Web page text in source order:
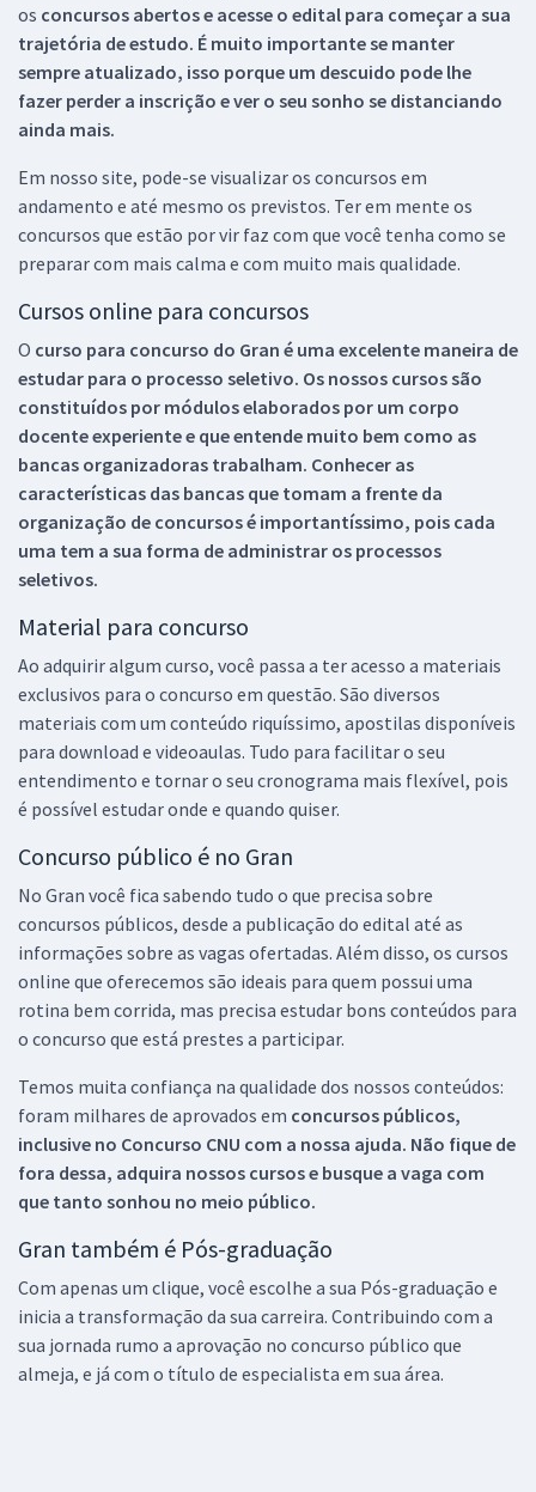
os concursos abertos e acesse o edital para começar a sua
trajetória de estudo. É muito importante se manter
sempre atualizado, isso porque um descuido pode lhe
fazer perder a inscrição e ver o seu sonho se distanciando
ainda mais.
Em nosso site, pode-se visualizar os concursos em
andamento e até mesmo os previstos. Ter em mente os
concursos que estão por vir faz com que você tenha como se
preparar com mais calma e com muito mais qualidade.
Cursos online para concursos
O curso para concurso do Gran é uma excelente maneira de
estudar para o processo seletivo. Os nossos cursos são
constituídos por módulos elaborados por um corpo
docente experiente e que entende muito bem como as
bancas organizadoras trabalham. Conhecer as
características das bancas que tomam a frente da
organização de concursos é importantíssimo, pois cada
uma tem a sua forma de administrar os processos
seletivos.
Material para concurso
Ao adquirir algum curso, você passa a ter acesso a materiais
exclusivos para o concurso em questão. São diversos
materiais com um conteúdo riquíssimo, apostilas disponíveis
para download e videoaulas. Tudo para facilitar o seu
entendimento e tornar o seu cronograma mais flexível, pois
é possível estudar onde e quando quiser.
Concurso público é no Gran
No Gran você fica sabendo tudo o que precisa sobre
concursos públicos, desde a publicação do edital até as
informações sobre as vagas ofertadas. Além disso, os cursos
online que oferecemos são ideais para quem possui uma
rotina bem corrida, mas precisa estudar bons conteúdos para
o concurso que está prestes a participar.
Temos muita confiança na qualidade dos nossos conteúdos:
foram milhares de aprovados em concursos públicos,
inclusive no Concurso CNU com a nossa ajuda. Não fique de
fora dessa, adquira nossos cursos e busque a vaga com
que tanto sonhou no meio público.
Gran também é Pós-graduação
Com apenas um clique, você escolhe a sua Pós-graduação e
inicia a transformação da sua carreira. Contribuindo com a
sua jornada rumo a aprovação no concurso público que
almeja, e já com o título de especialista em sua área.